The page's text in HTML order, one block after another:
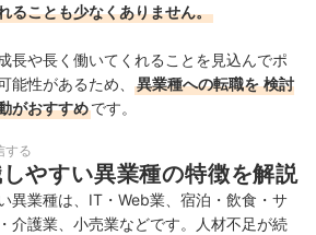
ることも少なくありません。
長や長く働いてくれることを見込んでポ
能性があるため、
異業種への転職を 検討
がおすすめです。
する
やすい異業種の特徴を解説
異業種は、IT・Web業、宿泊・飲食・サ
介護業、小売業などです。人材不足が続